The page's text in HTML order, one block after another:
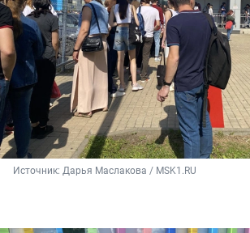
Источник: Дарья Маслакова / MSK1.RU